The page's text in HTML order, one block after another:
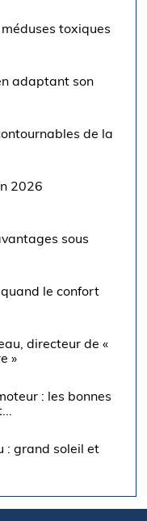
toxiques
adaptant son
de la
2026
sous
le confort
directeur de «
»
: les bonnes
: grand soleil et